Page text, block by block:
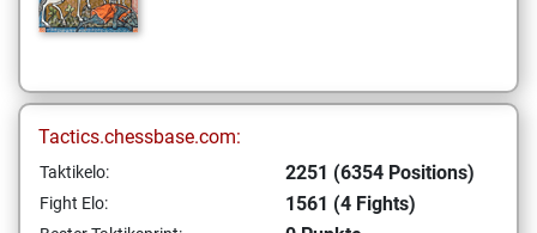
Tactics.chessbase.com:
Taktikelo: 2251 (6354 Positions)
Fight Elo: 1561 (4 Fights)